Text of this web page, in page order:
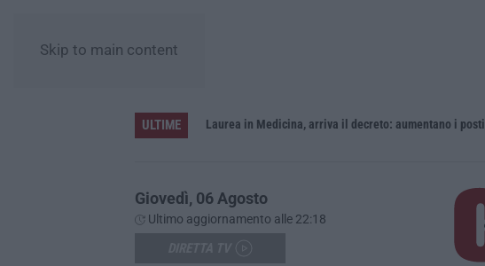
Skip to main content
ULTIME
Sistema bibliotecario vibonese, la dura replica di Soriano e Romeo: «Il fallimento è di chi ha staccato la spina» Laurea in Medicina, arriva il decreto: aumentano i posti
Giovedì, 06 Agosto
Ultimo aggiornamento alle 22:18